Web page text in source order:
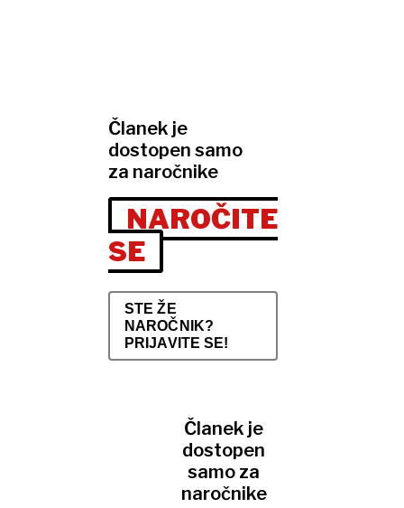
Članek je
dostopen samo
za naročnike
NAROČITE
SE
STE ŽE
NAROČNIK?
PRIJAVITE SE!
Članek je
dostopen
samo za
naročnike